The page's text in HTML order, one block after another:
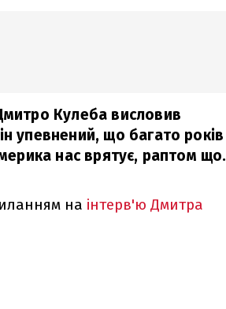
Кулеба висловив
упевнений, що багато років
нас врятує, раптом що.
на інтерв'ю Дмитра